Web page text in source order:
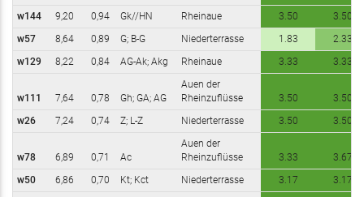
w144
9,20 0,94 Gk//HN Rheinaue 3.50
3.50
w57
8,64 0,89 G; B-G Niederterrasse 1.83
2.33
w129
8,22 0,84 AG-Ak; Akg Rheinaue 3.33 3.33
w111 7,64 0,78 Gh; GA; AG
Auen der
Rheinzuflüsse
3.50
3.50
w26
7,24 0,74 Z; L-Z Niederterrasse 3.50 3.50
w78 6,89 0,71 Ac
Auen der
Rheinzuflüsse
3.33
3.67
w50
6,86 0,70 Kt; Kct Niederterrasse 3.17
3.17